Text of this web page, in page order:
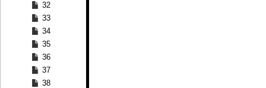
32
33
34
35
36
37
38